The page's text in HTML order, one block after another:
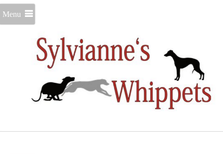
Menu